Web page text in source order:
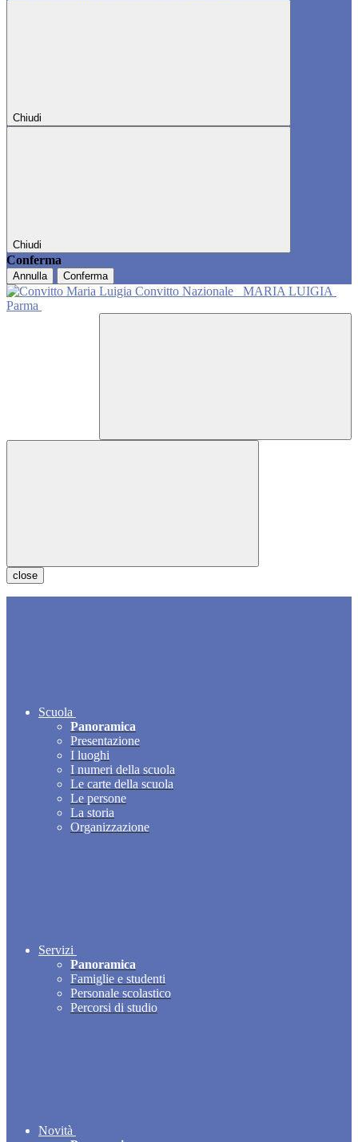
Chiudi
Chiudi
Conferma
Annulla Conferma
Convitto Nazionale
MARIA LUIGIA
Parma
close
Scuola
Panoramica
Presentazione
I luoghi
I numeri della scuola
Le carte della scuola
Le persone
La storia
Organizzazione
Servizi
Panoramica
Famiglie e studenti
Personale scolastico
Percorsi di studio
Novità